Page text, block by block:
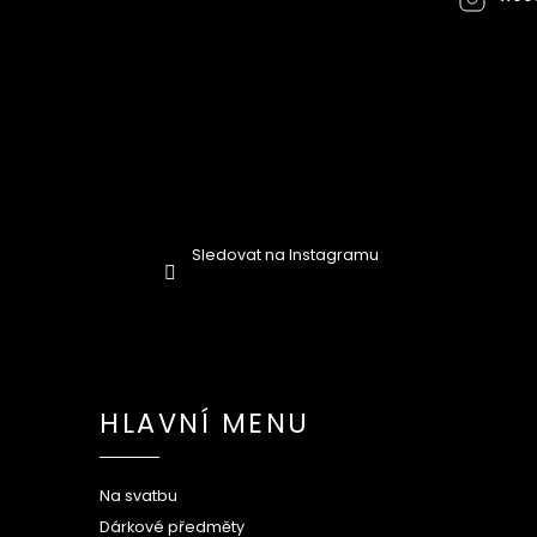
Sledovat na Instagramu
HLAVNÍ MENU
Na svatbu
Dárkové předměty